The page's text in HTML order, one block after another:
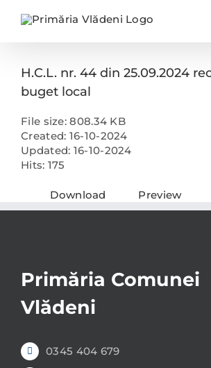
H.C.L. nr. 44 din 25.09.2024
buget local
File size: 808.34 KB
Created: 16-10-2024
Updated: 16-10-2024
Hits: 175
Download Preview
Primăria Comunei
Vlădeni
0345 404 679